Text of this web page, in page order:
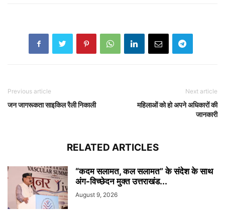
Previous article
जन जागरूकता साइकिल रैली निकाली
Next article
महिलाओं को हो अपने अधिकारों की
जानकारी
RELATED ARTICLES
“कदम सलामत, कल सलामत” के संदेश के साथ
अंग-विच्छेदन मुक्त उत्तराखंड...
August 9, 2026